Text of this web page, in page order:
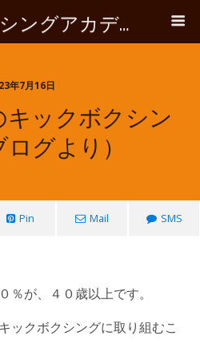
キックボクシングアカデミーROOTS
年7月16日
キックボクシン
グより）
Pin Mail SMS
％が、４０歳以上です。
ックボクシングに取り組むこ